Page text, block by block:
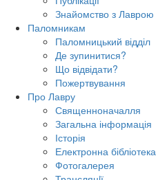
Знайомство з Лаврою
Паломникам
Паломницький відділ
Де зупинитися?
Що відвідати?
Пожертвування
Про Лавру
Священноначалля
Загальна інформація
Історія
Електронна бібліотека
Фотогалерея